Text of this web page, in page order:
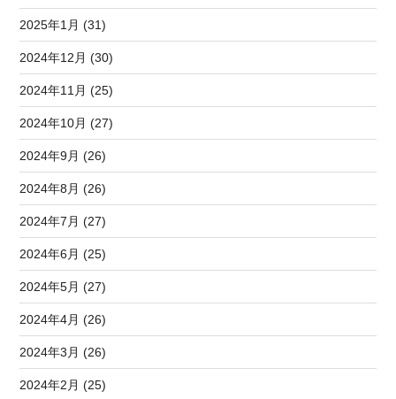
2025年1月 (31)
2024年12月 (30)
2024年11月 (25)
2024年10月 (27)
2024年9月 (26)
2024年8月 (26)
2024年7月 (27)
2024年6月 (25)
2024年5月 (27)
2024年4月 (26)
2024年3月 (26)
2024年2月 (25)